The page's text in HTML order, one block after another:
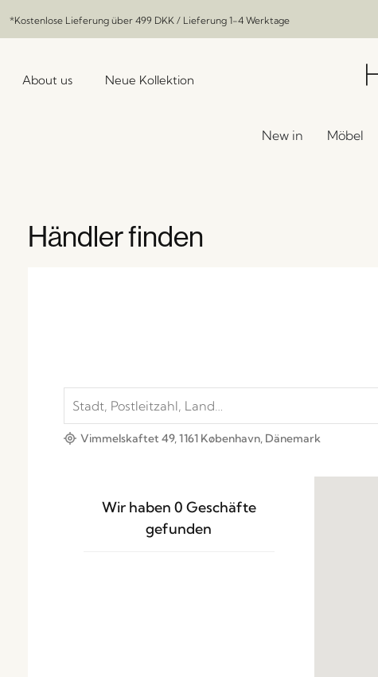
*Kostenlose Lieferung über 499 DKK / Lieferung 1-4 Werktage
About us Neue Kollektion
New in Möbel
Händler finden
Vimmelskaftet 49, 1161 København, Dänemark
Wir haben 0 Geschäfte
gefunden